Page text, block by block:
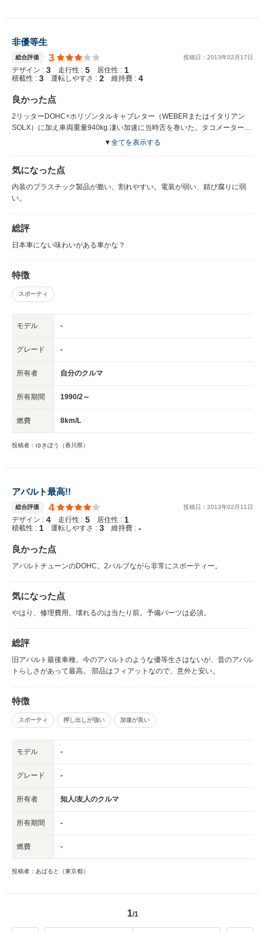
非優等生
総合評価 3 投稿日： 2013年02 月 17日
デザイン : 3 走行性 : 5 居住性 : 1
積載性 : 3 運転しやすさ : 2 維持費 : 4
良かった点
2リッターDOHC+ホリゾンタルキャブレター（WEBERまたはイタリアン
SOLX）に加え車両重量940kg.凄い加速に当時舌を巻いた。タコメーターは
踊るという表現がピッタリの車。乗りごごちは悪い、スパルタンと言ってし
▼全てを表示する
気になった点
内装のプラスチック製品が脆い、割れやすい。電装が弱い、錆び腐りに弱
い。
総評
日本車にない味わいがある車かな？
特徴
スポーティ
モデル -
グレード -
所有者 自分のクルマ
所有期間 1990/2～
燃費 8km/L
投稿者：ゆきぼう（香川県）
アバルト最高!!
総合評価 4 投稿日： 2013年02 月 11 日
デザイン : 4 走行性 : 5 居住性 : 1
積載性 : 1 運転しやすさ : 3 維持費 : -
良かった点
アバルトチューンのDOHC。2バルブながら非常にスポーティー。
気になった点
やはり、修理費用。壊れるのは当たり前。予備パーツは必須。
総評
旧アバルト最後車種。今のアバルトのような優等生さはないが、昔のアバル
トらしさがあって最高。 部品はフィアットなので、意外と安い。
特徴
スポーティ 押し出しが強い 加速が良い
モデル -
グレード -
所有者 知人/友人のクルマ
所有期間 -
燃費 -
投稿者：あばると（東京都）
1/1